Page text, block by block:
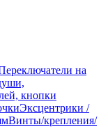
на
кнопки
Эксцентрики /
Винты/крепления/